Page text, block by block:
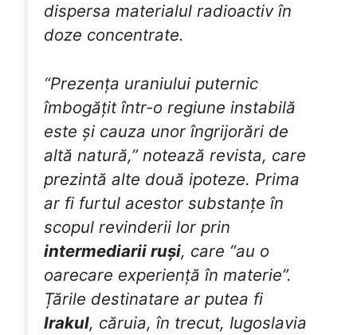
dispersa materialul radioactiv în
doze concentrate.
“Prezența uraniului puternic
îmbogățit într-o regiune instabilă
este și cauza unor îngrijorări de
altă natură,” notează revista, care
prezintă alte două ipoteze. Prima
ar fi furtul acestor substanțe în
scopul revinderii lor prin
intermediarii ruși, care “au o
oarecare experiență în materie”.
Țările destinatare ar putea fi
Irakul, căruia, în trecut, Iugoslavia